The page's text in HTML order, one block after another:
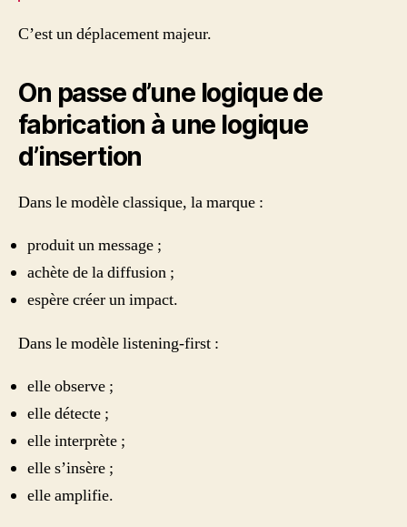
C’est un déplacement majeur.
On passe d’une logique de
fabrication à une logique
d’insertion
Dans le modèle classique, la marque :
produit un message ;
achète de la diffusion ;
espère créer un impact.
Dans le modèle listening-first :
elle observe ;
elle détecte ;
elle interprète ;
elle s’insère ;
elle amplifie.